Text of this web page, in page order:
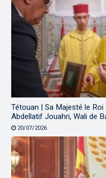
Tétouan | Sa Majesté le
Abdellatif Jouahri, Wali de
20/07/2026